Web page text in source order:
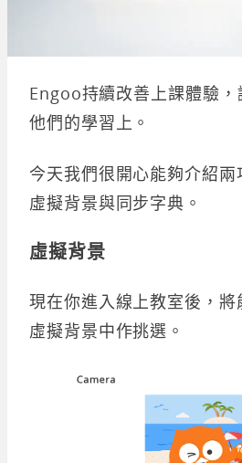
Engoo持續改善上課體驗
他們的學習上。
今天我們很開心能夠介紹兩
虛擬背景與同步字典。
虛擬背景
現在你進入線上教室後，
虛擬背景中作挑選。